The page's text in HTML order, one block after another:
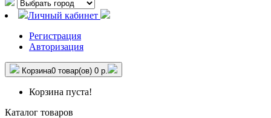
Личный кабинет
Регистрация
Авторизация
Корзина0 товар(ов) 0 р.
Корзина пуста!
Каталог товаров